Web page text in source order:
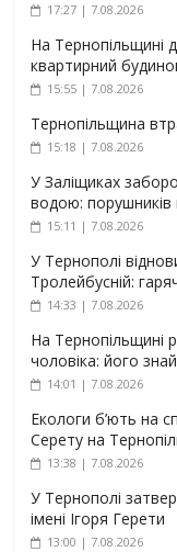
17:27 | 7.08.2026
На Тернопільщині
квартирний
15:55 | 7.08.2026
Тернопільщина
15:18 | 7.08.2026
У Заліщиках
водою: порушників
15:11 | 7.08.2026
У Тернополі
Тролейбусній:
14:33 | 7.08.2026
На Тернопільщині
чоловіка: його
14:01 | 7.08.2026
Екологи б’ють на
Серету на
13:38 | 7.08.2026
У Тернополі
імені Ігоря Герети
13:00 | 7.08.2026